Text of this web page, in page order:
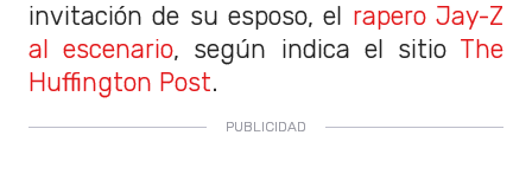
invitación de su esposo, el rapero Jay-Z
al escenario, según indica el sitio The
Huffington Post.